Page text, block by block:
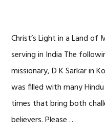
Christ’s Light in a Land of
serving in India The
missionary, D K Sarkar in
was filled with many
times that bring both
believers. Please …